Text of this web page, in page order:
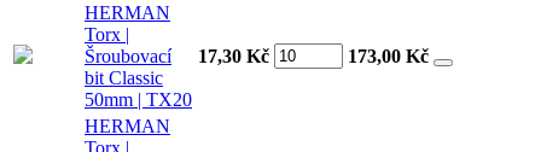
HERMAN
Torx |
Šroubovací
bit Classic
50mm | TX20
17,30 Kč 173,00 Kč
HERMAN
Torx |